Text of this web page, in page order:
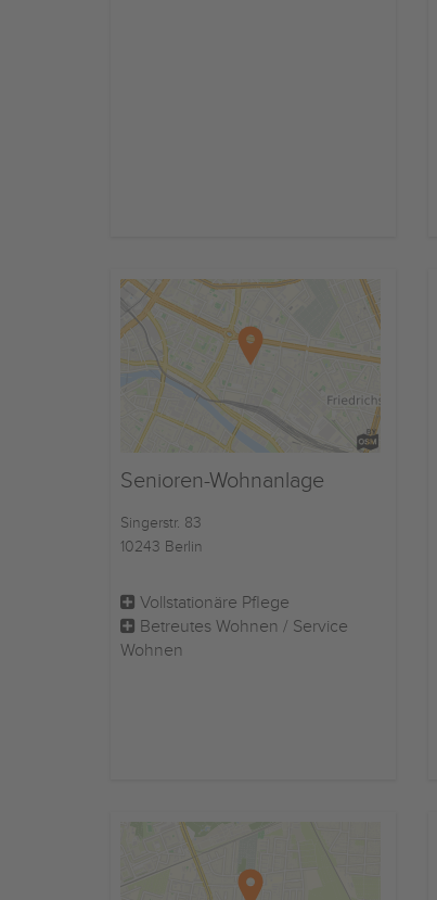
Senioren-Wohnanlage
Singerstr. 83
10243 Berlin
Vollstationäre Pflege
Betreutes Wohnen / Service
Wohnen